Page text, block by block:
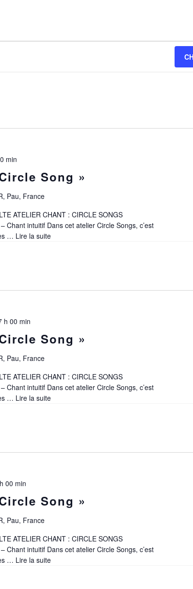
Song »
min
Pau, France
ATELIER CHANT : CIRCLE SONGS
Chant intuitif Dans cet atelier Circle Songs, c’est
… Lire la suiteAtelier
Song »
h 00 min
Pau, France
ATELIER CHANT : CIRCLE SONGS
Chant intuitif Dans cet atelier Circle Songs, c’est
… Lire la suiteAtelier
Song »
00 min
Pau, France
ATELIER CHANT : CIRCLE SONGS
Chant intuitif Dans cet atelier Circle Songs, c’est
… Lire la suiteAtelier